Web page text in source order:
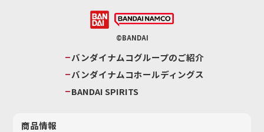
©BANDAI
バンダイナムコグループのご紹介
バンダイナムコホールディングス
BANDAI SPIRITS
商品情報